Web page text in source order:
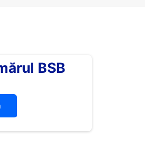
BSB